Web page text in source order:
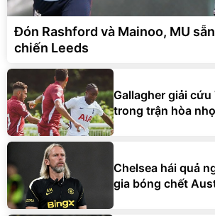
Đón Rashford và Mainoo, MU
chiến Leeds
Gallagher giải
trong trận hòa
Chelsea hái quả
gia bóng chết